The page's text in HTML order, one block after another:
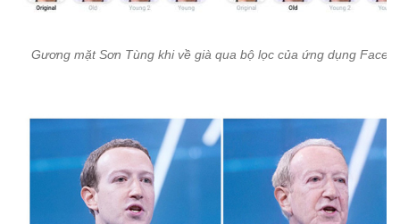
Gương mặt Sơn Tùng khi về già qua bộ lọc của ứng dụng